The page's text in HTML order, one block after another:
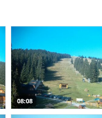
08:08